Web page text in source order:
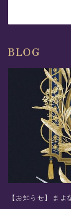
BLOG
【お知らせ】ま